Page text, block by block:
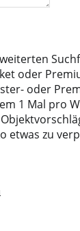
oder
oder
1 Mal pro
etwas zu